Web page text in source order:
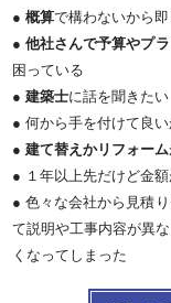
● 概算で構わないから
●他社さんで予算やプ
困っている
● 建築士に話を聞きたい
● 何から手を付けて良
● 建て替えかリフォーム
● １年以上先だけど金
● 色々な会社から見積
て説明や工事内容が異
くなってしまった